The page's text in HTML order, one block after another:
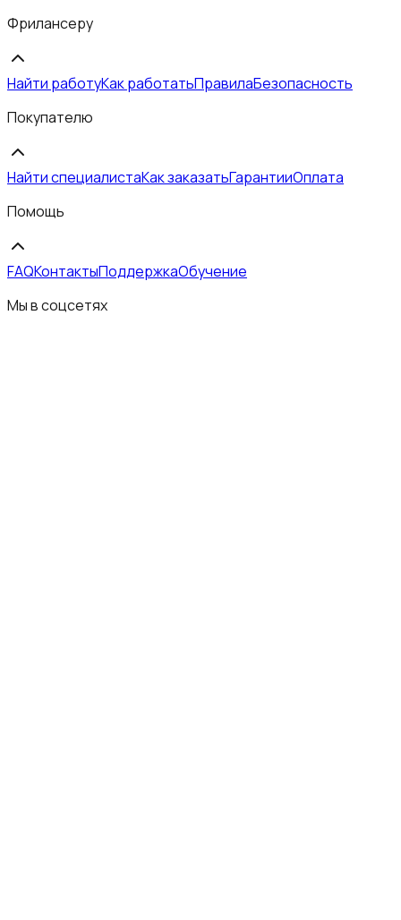
Фрилансеру
Найти работуКак работатьПравилаБезопасность
Покупателю
Найти специалистаКак заказатьГарантииОплата
Помощь
FAQКонтактыПоддержкаОбучение
Мы в соцсетях